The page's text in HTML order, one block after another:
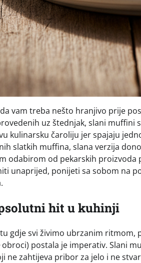
vam treba nešto hranjivo prije
uz štednjak, slani muffini
kulinarsku čaroliju jer spajaju
slatkih muffina, slana verzija
odabirom od pekarskih proizvoda
unaprijed, ponijeti sa sobom na
hit u kuhinji
gdje svi živimo ubrzanim ritmom,
obroci) postala je imperativ. Slani
zahtijeva pribor za jelo i ne